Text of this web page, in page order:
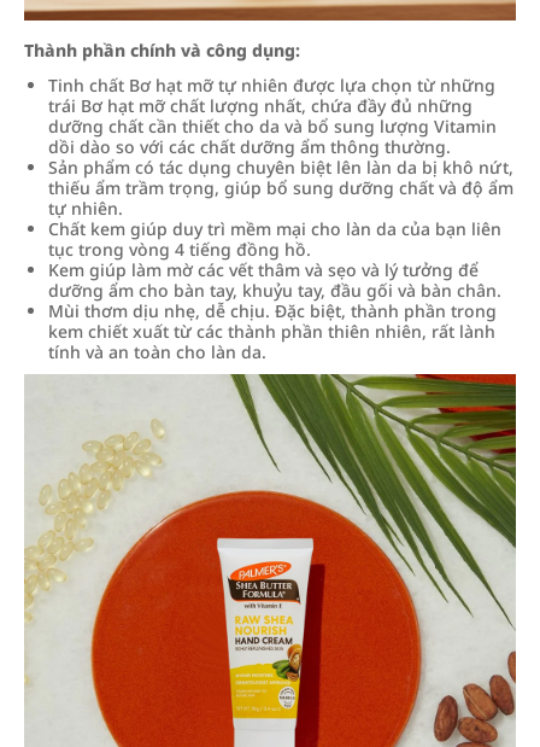
Thành phần chính và công dụng:
Tinh chất Bơ hạt mỡ tự nhiên được lựa chọn từ những
trái Bơ hạt mỡ chất lượng nhất, chứa đầy đủ những
dưỡng chất cần thiết cho da và bổ sung lượng Vitamin
dồi dào so với các chất dưỡng ẩm thông thường.
Sản phẩm có tác dụng chuyên biệt lên làn da bị khô nứt,
thiếu ẩm trầm trọng, giúp bổ sung dưỡng chất và độ ẩm
tự nhiên.
Chất kem giúp duy trì mềm mại cho làn da của bạn liên
tục trong vòng 4 tiếng đồng hồ.
Kem giúp làm mờ các vết thâm và sẹo và lý tưởng để
dưỡng ẩm cho bàn tay, khuỷu tay, đầu gối và bàn chân.
Mùi thơm dịu nhẹ, dễ chịu. Đặc biệt, thành phần trong
kem chiết xuất từ các thành phần thiên nhiên, rất lành
tính và an toàn cho làn da.